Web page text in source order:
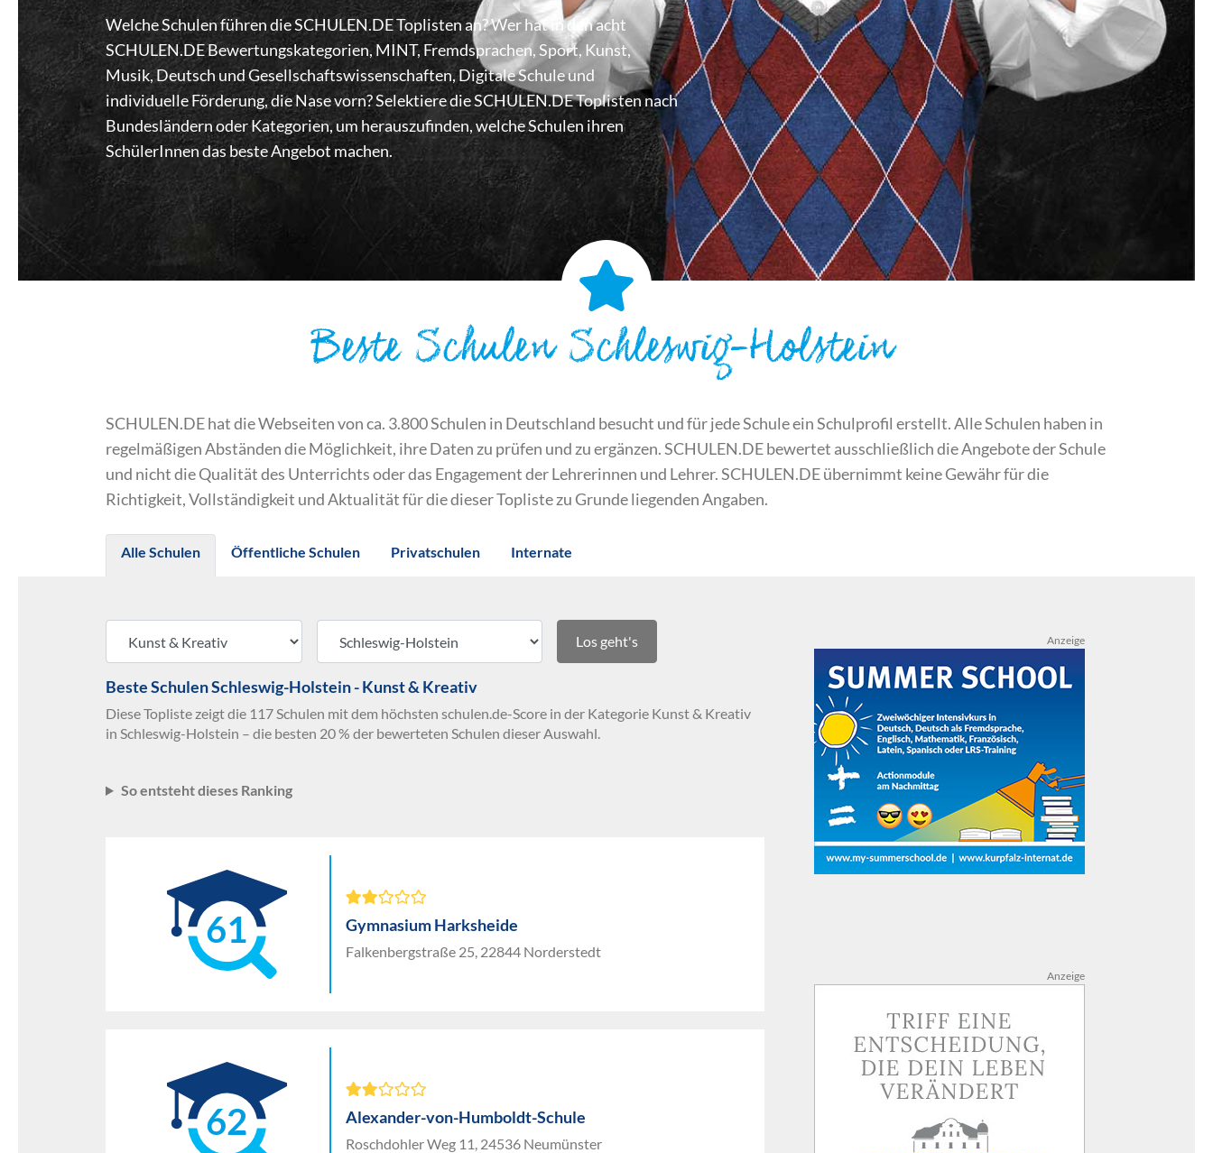
Welche Schulen führen die SCHULEN.DE Toplisten an? Wer hat in den acht
SCHULEN.DE Bewertungskategorien, MINT, Fremdsprachen, Sport, Kunst,
Musik, Deutsch und Gesellschaftswissenschaften, Digitale Schule und
individuelle Förderung, die Nase vorn? Selektiere die SCHULEN.DE Toplisten nach
Bundesländern oder Kategorien, um herauszufinden, welche Schulen ihren
SchülerInnen das beste Angebot machen.
Beste Schulen Schleswig-Holstein
SCHULEN.DE hat die Webseiten von ca. 3.800 Schulen in Deutschland besucht und für jede Schule ein Schulprofil erstellt. Alle Schulen haben in
regelmäßigen Abständen die Möglichkeit, ihre Daten zu prüfen und zu ergänzen. SCHULEN.DE bewertet ausschließlich die Angebote der Schule
und nicht die Qualität des Unterrichts oder das Engagement der Lehrerinnen und Lehrer. SCHULEN.DE übernimmt keine Gewähr für die
Richtigkeit, Vollständigkeit und Aktualität für die dieser Topliste zu Grunde liegenden Angaben.
Alle Schulen Öffentliche Schulen Privatschulen Internate
Los geht's
Beste Schulen Schleswig-Holstein - Kunst & Kreativ
Diese Topliste zeigt die 117 Schulen mit dem höchsten schulen.de-Score in der Kategorie Kunst & Kreativ
in Schleswig-Holstein – die besten 20 % der bewerteten Schulen dieser Auswahl.
So entsteht dieses Ranking
61 Gymnasium Harksheide
Falkenbergstraße 25, 22844 Norderstedt
62 Alexander-von-Humboldt-Schule
Roschdohler Weg 11, 24536 Neumünster
Anzeige
Anzeige